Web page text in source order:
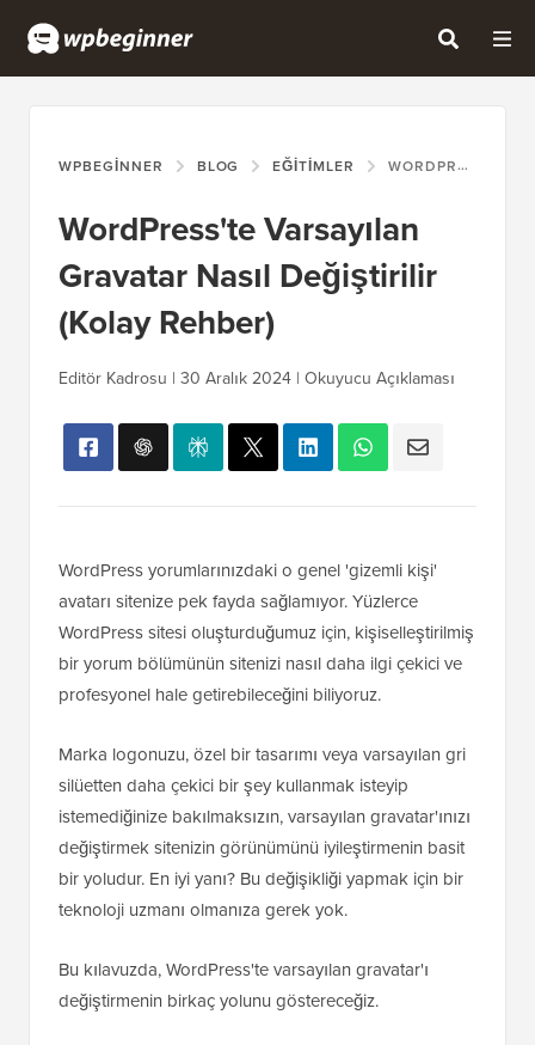
WPBEGINNER BLOG EĞITIMLER WORDPRESS'TE VARSAYILAN GRAVATAR NASIL DEĞIŞTIRILIR (KOLAY REHBER)
WordPress'te Varsayılan
Gravatar Nasıl Değiştirilir
(Kolay Rehber)
Editör Kadrosu | 30 Aralık 2024 | Okuyucu Açıklaması
WordPress yorumlarınızdaki o genel 'gizemli kişi'
avatarı sitenize pek fayda sağlamıyor. Yüzlerce
WordPress sitesi oluşturduğumuz için, kişiselleştirilmiş
bir yorum bölümünün sitenizi nasıl daha ilgi çekici ve
profesyonel hale getirebileceğini biliyoruz.
Marka logonuzu, özel bir tasarımı veya varsayılan gri
silüetten daha çekici bir şey kullanmak isteyip
istemediğinize bakılmaksızın, varsayılan gravatar'ınızı
değiştirmek sitenizin görünümünü iyileştirmenin basit
bir yoludur. En iyi yanı? Bu değişikliği yapmak için bir
teknoloji uzmanı olmanıza gerek yok.
Bu kılavuzda, WordPress'te varsayılan gravatar'ı
değiştirmenin birkaç yolunu göstereceğiz.